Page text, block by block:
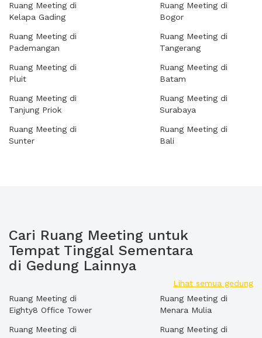
Ruang Meeting di
Kelapa Gading
Ruang Meeting di
Pademangan
Ruang Meeting di
Pluit
Ruang Meeting di
Tanjung Priok
Ruang Meeting di
Sunter
Ruang Meeting di
Bogor
Ruang Meeting di
Tangerang
Ruang Meeting di
Batam
Ruang Meeting di
Surabaya
Ruang Meeting di
Bali
Cari Ruang Meeting untuk
Tempat Tinggal Sementara
di Gedung Lainnya
Lihat semua gedung
Ruang Meeting di
Eighty8 Office Tower
Ruang Meeting di
Ruang Meeting di
Menara Mulia
Ruang Meeting di